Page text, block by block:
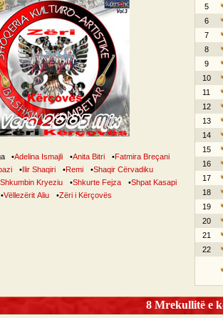
•Adelina Ismajli •Anita Bitri •Fatmira Breçani
•Ilir Shaqiri •Remi •Shaqir Cërvadiku
Shkumbin Kryeziu •Shkurte Fejza •Shpat Kasapi
•Vëllezërit Aliu •Zëri i Kërçovës
5
6
7
8
9
10
11
12
13
14
15
16
17
18
19
20
21
22
8 Mrekullitë e